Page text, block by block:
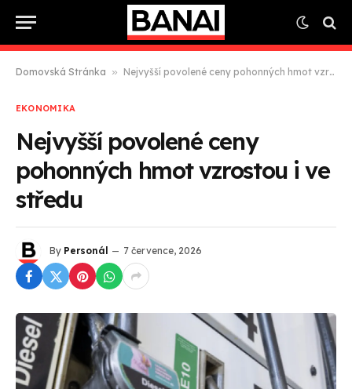
Domovská Stránka » Nejvyšší povolené ceny pohonných hmot vzrostou i ve středu
EKONOMIKA
Nejvyšší povolené ceny
pohonných hmot vzrostou i ve
středu
By Personál 7 července, 2026